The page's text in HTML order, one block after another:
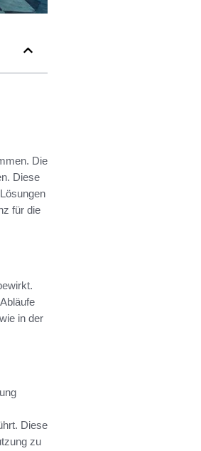
Die
Diese
für die
in der
Diese
zu